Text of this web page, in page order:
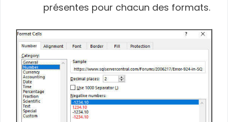
présentes pour chacun des formats.